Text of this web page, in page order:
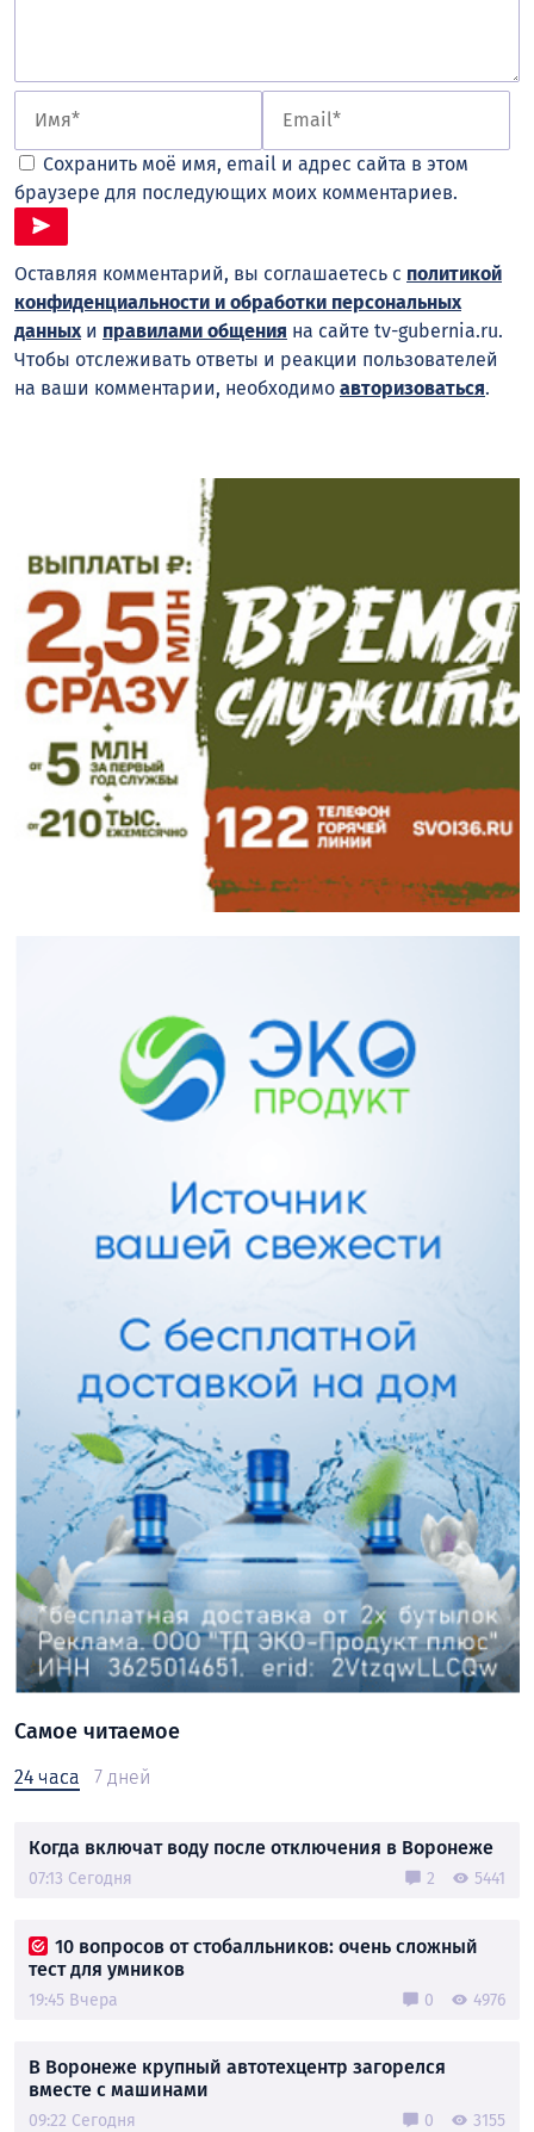
Сохранить моё имя, email и адрес сайта в этом
браузере для последующих моих комментариев.
Оставляя комментарий, вы соглашаетесь с политикой
конфиденциальности и обработки персональных
данныхи правилами общения на сайте tv-gubernia.ru.
Чтобы отслеживать ответы и реакции пользователей
на ваши комментарии, необходимо авторизоваться.
Самое читаемое
24 часа 7 дней
Когда включат воду после отключения в Воронеже
07:13 Сегодня 2 5441
10 вопросов от стобалльников: очень сложный
тест для умников
19:45 Вчера 0 4976
В Воронеже крупный автотехцентр загорелся
вместе с машинами
09:22 Сегодня 0 3155